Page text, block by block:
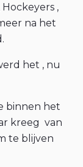
,
na het
het , nu
binnen het
kreeg van
te blijven